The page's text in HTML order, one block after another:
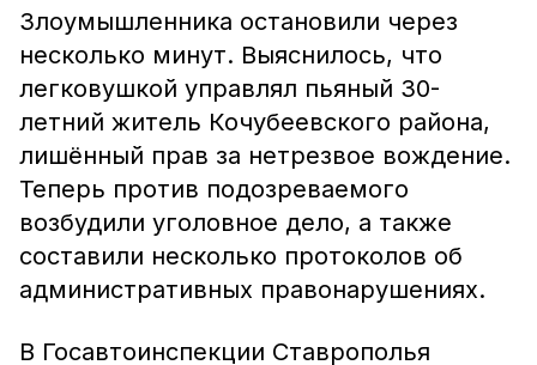
Злоумышленника остановили через
несколько минут. Выяснилось, что
легковушкой управлял пьяный 30-
летний житель Кочубеевского района,
лишённый прав за нетрезвое вождение.
Теперь против подозреваемого
возбудили уголовное дело, а также
составили несколько протоколов об
административных правонарушениях.
В Госавтоинспекции Ставрополья